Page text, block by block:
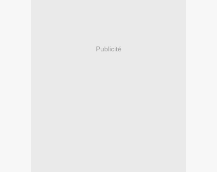
Publicité